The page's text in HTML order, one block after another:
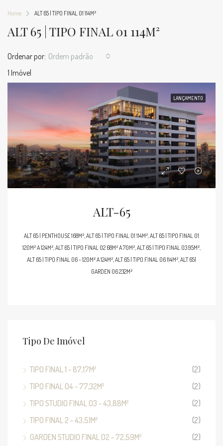
Home ALT 65 | TIPO FINAL 01 114M²
ALT 65 | TIPO FINAL 01 114M²
1 Imóvel
Ordenar por: Ordem padrão
LANÇAMENTO
ALT-65
ALT 65 | PENTHOUSE 168M², ALT 65 | TIPO FINAL 01 114M², ALT 65 | TIPO FINAL 01
120M² A 124M², ALT 65 | TIPO FINAL 02 68M² A 70M², ALT 65 | TIPO FINAL 03 95M²,
ALT 65 | TIPO FINAL 06 - 120M² A 124M², ALT 65 | TIPO FINAL 06 114M², ALT 65|
GARDEN 06 232M²
Tipo De Imóvel
TIPO FINAL 1 - 87,17M²
(2)
TIPO FINAL 04 - 77,32M²
(2)
TIPO STUDIO FINAL 03 - 43,88M²
(2)
TIPO FINAL 2 - 43,51M²
(2)
GARDEN STUDIO FINAL 02 - 72,59M²
(2)